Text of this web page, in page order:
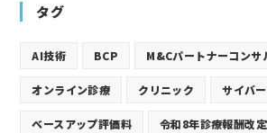
タグ
AI技術 BCP M&Cパートナーコンサ
オンライン診療 クリニック サイバ
ベースアップ評価料 令和8年診療報酬改定